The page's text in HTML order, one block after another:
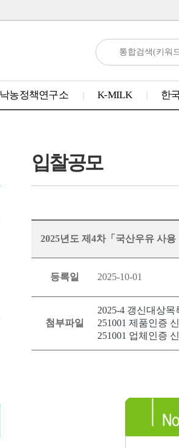
낙농정책연구소 K-MILK 한
입찰공모
2025년도 제4차「국산우유 사
등록일 2025-10-01
첨부파일
2025-4 갱신대상목
251001 제품인증
251001 업체인증